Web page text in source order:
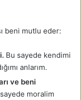
beni mutlu eder:
Bu sayede kendimi
anlarım.
ve beni
moralim